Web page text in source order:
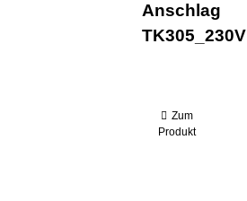
Anschlag
TK305_230V
Zum
Produkt